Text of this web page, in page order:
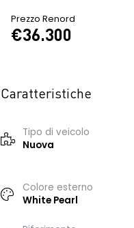
Prezzo Renord
€36.300
Caratteristiche
Tipo di veicolo
Nuova
Colore esterno
White Pearl